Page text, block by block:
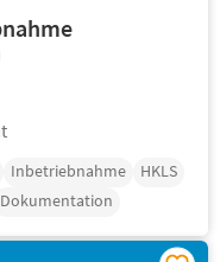
Inbetriebnahme
HKLS
Dokumentation